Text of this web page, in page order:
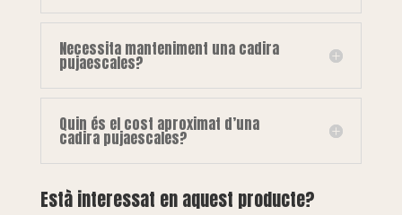
Necessita manteniment una cadira
pujaescales?
Quin és el cost aproximat d’una
cadira pujaescales?
Està interessat en aquest producte?